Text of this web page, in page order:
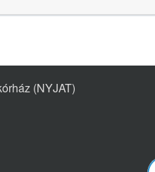
(NYJAT)